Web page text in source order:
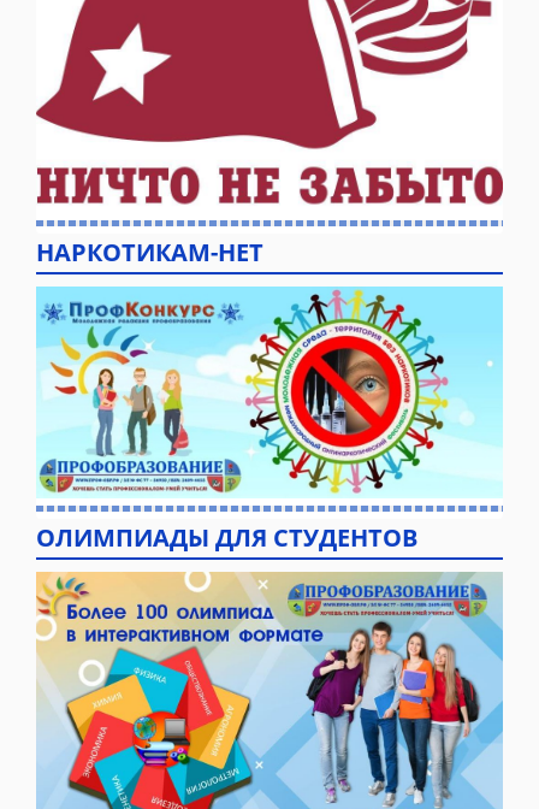
НАРКОТИКАМ-НЕТ
ОЛИМПИАДЫ ДЛЯ СТУДЕНТОВ